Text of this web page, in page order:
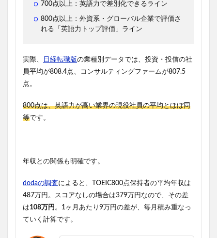
700点以上：英語力で差別化できるライン
800点以上：外資系・グローバル企業で評価さ
れる「英語力トップ評価」ライン
実際、 日経転職版の業種別データでは、投資・投信の社
員平均が808.4点、コンサルティングファームが807.5
点。
800点は、英語力が高い業界の現役社員の平均とほぼ同
等です。
年収との関係も明確です。
dodaの調査によると、TOEIC800点保持者の平均年収は
487万円。スコアなしの場合は379万円なので、その差
は108万円 。1ヶ月あたり9万円の差が、毎月積み重なっ
ていく計算です。